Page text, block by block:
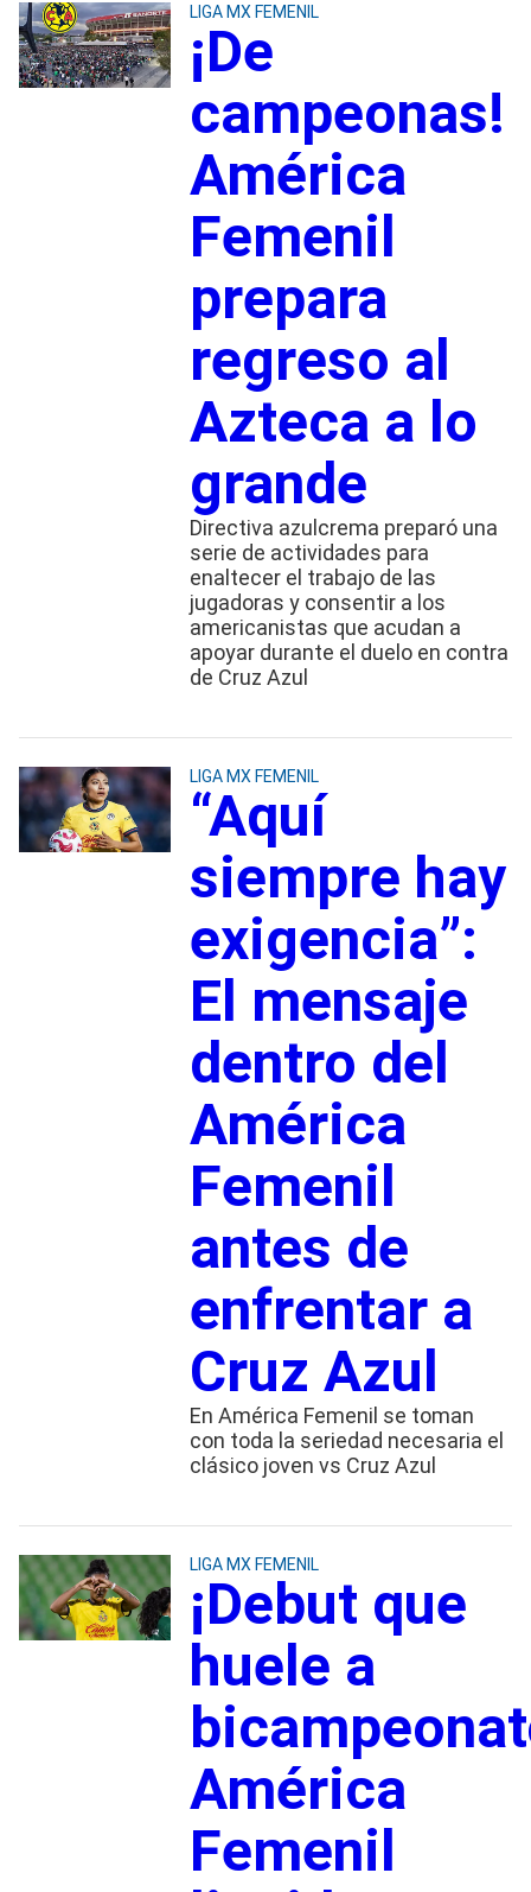
LIGA MX FEMENIL
¡De
campeonas!
América
Femenil
prepara
regreso al
Azteca a lo
grande
Directiva azulcrema preparó una
serie de actividades para
enaltecer el trabajo de las
jugadoras y consentir a los
americanistas que acudan a
apoyar durante el duelo en contra
de Cruz Azul
LIGA MX FEMENIL
“Aquí
siempre hay
exigencia”:
El mensaje
dentro del
América
Femenil
antes de
enfrentar a
Cruz Azul
En América Femenil se toman
con toda la seriedad necesaria el
clásico joven vs Cruz Azul
LIGA MX FEMENIL
¡Debut que
huele a
América
Femenil